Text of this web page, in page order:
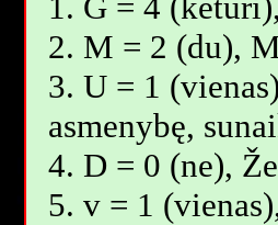
2. M = 2 (du),
3. U = 1
asmenybę,
4. D = 0 (ne),
5. v = 1